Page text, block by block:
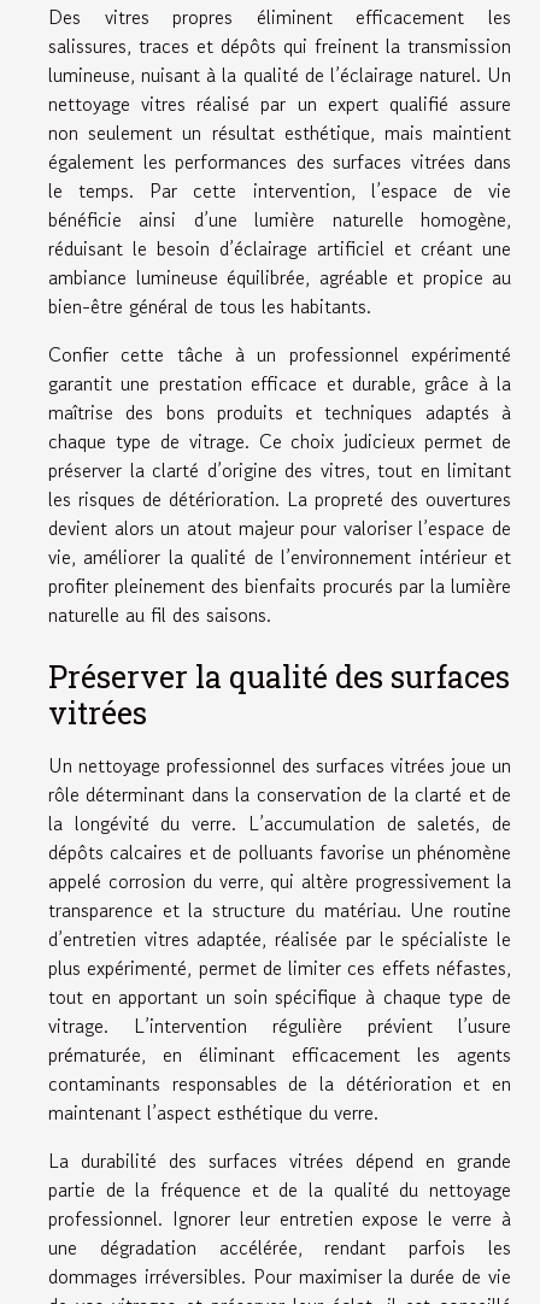
Des vitres propres éliminent efficacement les
salissures, traces et dépôts qui freinent la transmission
lumineuse, nuisant à la qualité de l’éclairage naturel. Un
nettoyage vitres réalisé par un expert qualifié assure
non seulement un résultat esthétique, mais maintient
également les performances des surfaces vitrées dans
le temps. Par cette intervention, l’espace de vie
bénéficie ainsi d’une lumière naturelle homogène,
réduisant le besoin d’éclairage artificiel et créant une
ambiance lumineuse équilibrée, agréable et propice au
bien-être général de tous les habitants.
Confier cette tâche à un professionnel expérimenté
garantit une prestation efficace et durable, grâce à la
maîtrise des bons produits et techniques adaptés à
chaque type de vitrage. Ce choix judicieux permet de
préserver la clarté d’origine des vitres, tout en limitant
les risques de détérioration. La propreté des ouvertures
devient alors un atout majeur pour valoriser l’espace de
vie, améliorer la qualité de l’environnement intérieur et
profiter pleinement des bienfaits procurés par la lumière
naturelle au fil des saisons.
Préserver la qualité des surfaces
vitrées
Un nettoyage professionnel des surfaces vitrées joue un
rôle déterminant dans la conservation de la clarté et de
la longévité du verre. L’accumulation de saletés, de
dépôts calcaires et de polluants favorise un phénomène
appelé corrosion du verre, qui altère progressivement la
transparence et la structure du matériau. Une routine
d’entretien vitres adaptée, réalisée par le spécialiste le
plus expérimenté, permet de limiter ces effets néfastes,
tout en apportant un soin spécifique à chaque type de
vitrage. L’intervention régulière prévient l’usure
prématurée, en éliminant efficacement les agents
contaminants responsables de la détérioration et en
maintenant l’aspect esthétique du verre.
La durabilité des surfaces vitrées dépend en grande
partie de la fréquence et de la qualité du nettoyage
professionnel. Ignorer leur entretien expose le verre à
une dégradation accélérée, rendant parfois les
dommages irréversibles. Pour maximiser la durée de vie